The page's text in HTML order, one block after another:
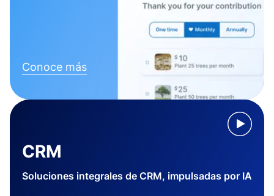
Conoce más
CRM
Soluciones integrales de CRM, impulsadas por IA